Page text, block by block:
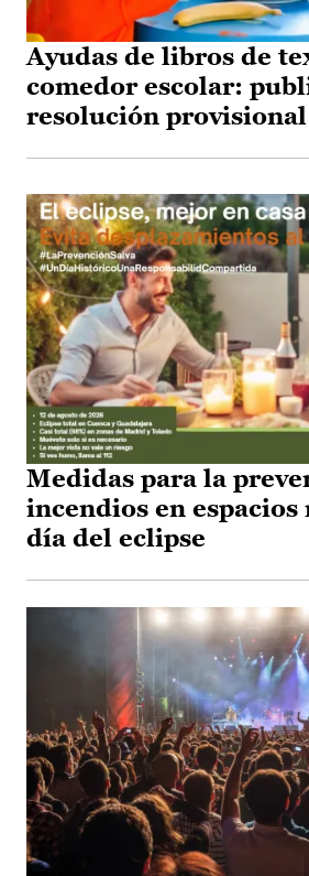
Ayudas de libros de
comedor escolar:
resolución provisional
Medidas para la
incendios en espacios
día del eclipse